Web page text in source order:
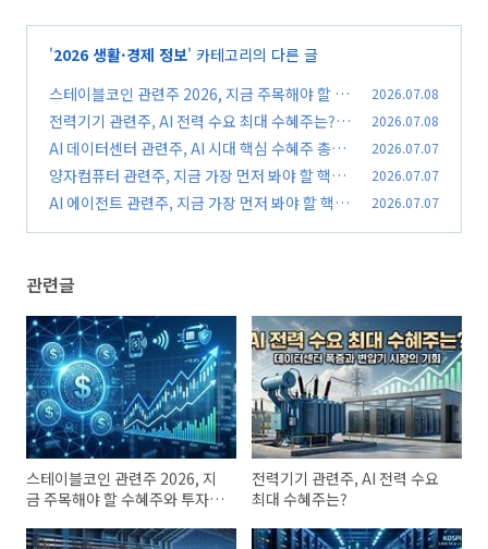
'2026 생활·경제 정보' 카테고리의 다른 글
스테이블코인 관련주 2026, 지금 주목해야 할 수
혜주와 투자 포인트
(0)
2026.07.08
전력기기 관련주, AI 전력 수요 최대 수혜주는?
(0)
2026.07.08
AI 데이터센터 관련주, AI 시대 핵심 수혜주 총정
리 (0)
2026.07.07
양자컴퓨터 관련주, 지금 가장 먼저 봐야 할 핵심
수혜주는? (0)
2026.07.07
AI 에이전트 관련주, 지금 가장 먼저 봐야 할 핵심
2026.07.07
관련글
스테이블코인 관련주 2026, 지
금 주목해야 할 수혜주와 투자
전력기기 관련주, AI 전력 수요
최대 수혜주는?